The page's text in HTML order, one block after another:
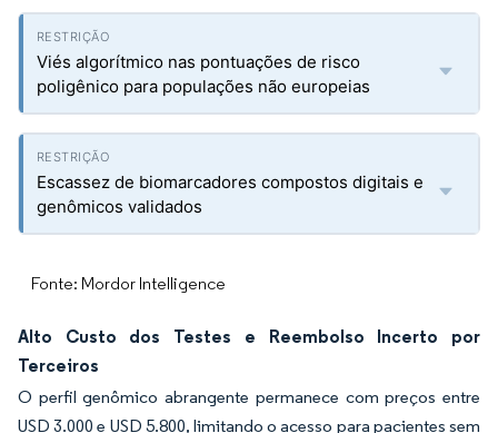
Viés algorítmico nas pontuações de risco
poligênico para populações não europeias
Escassez de biomarcadores compostos digitais e
genômicos validados
Fonte: Mordor Intelligence
Alto Custo dos Testes e Reembolso Incerto por
Terceiros
O perfil genômico abrangente permanece com preços entre
USD 3.000 e USD 5.800, limitando o acesso para pacientes sem